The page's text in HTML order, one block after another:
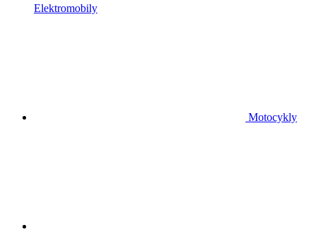
Elektromobily
Motocykly